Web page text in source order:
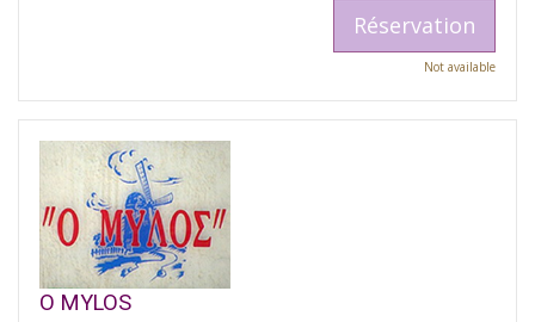
Réservation
Not available
O MYLOS